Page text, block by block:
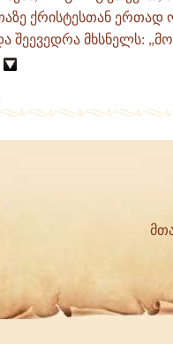
ქრისტესთან ერთად
შეევედრა მხსნელს: